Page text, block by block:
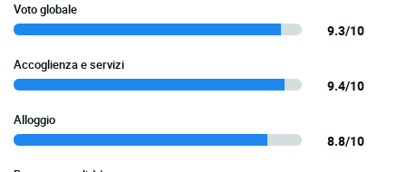
Voto globale
9.3/10
Accoglienza e servizi
9.4/10
Alloggio
8.8/10